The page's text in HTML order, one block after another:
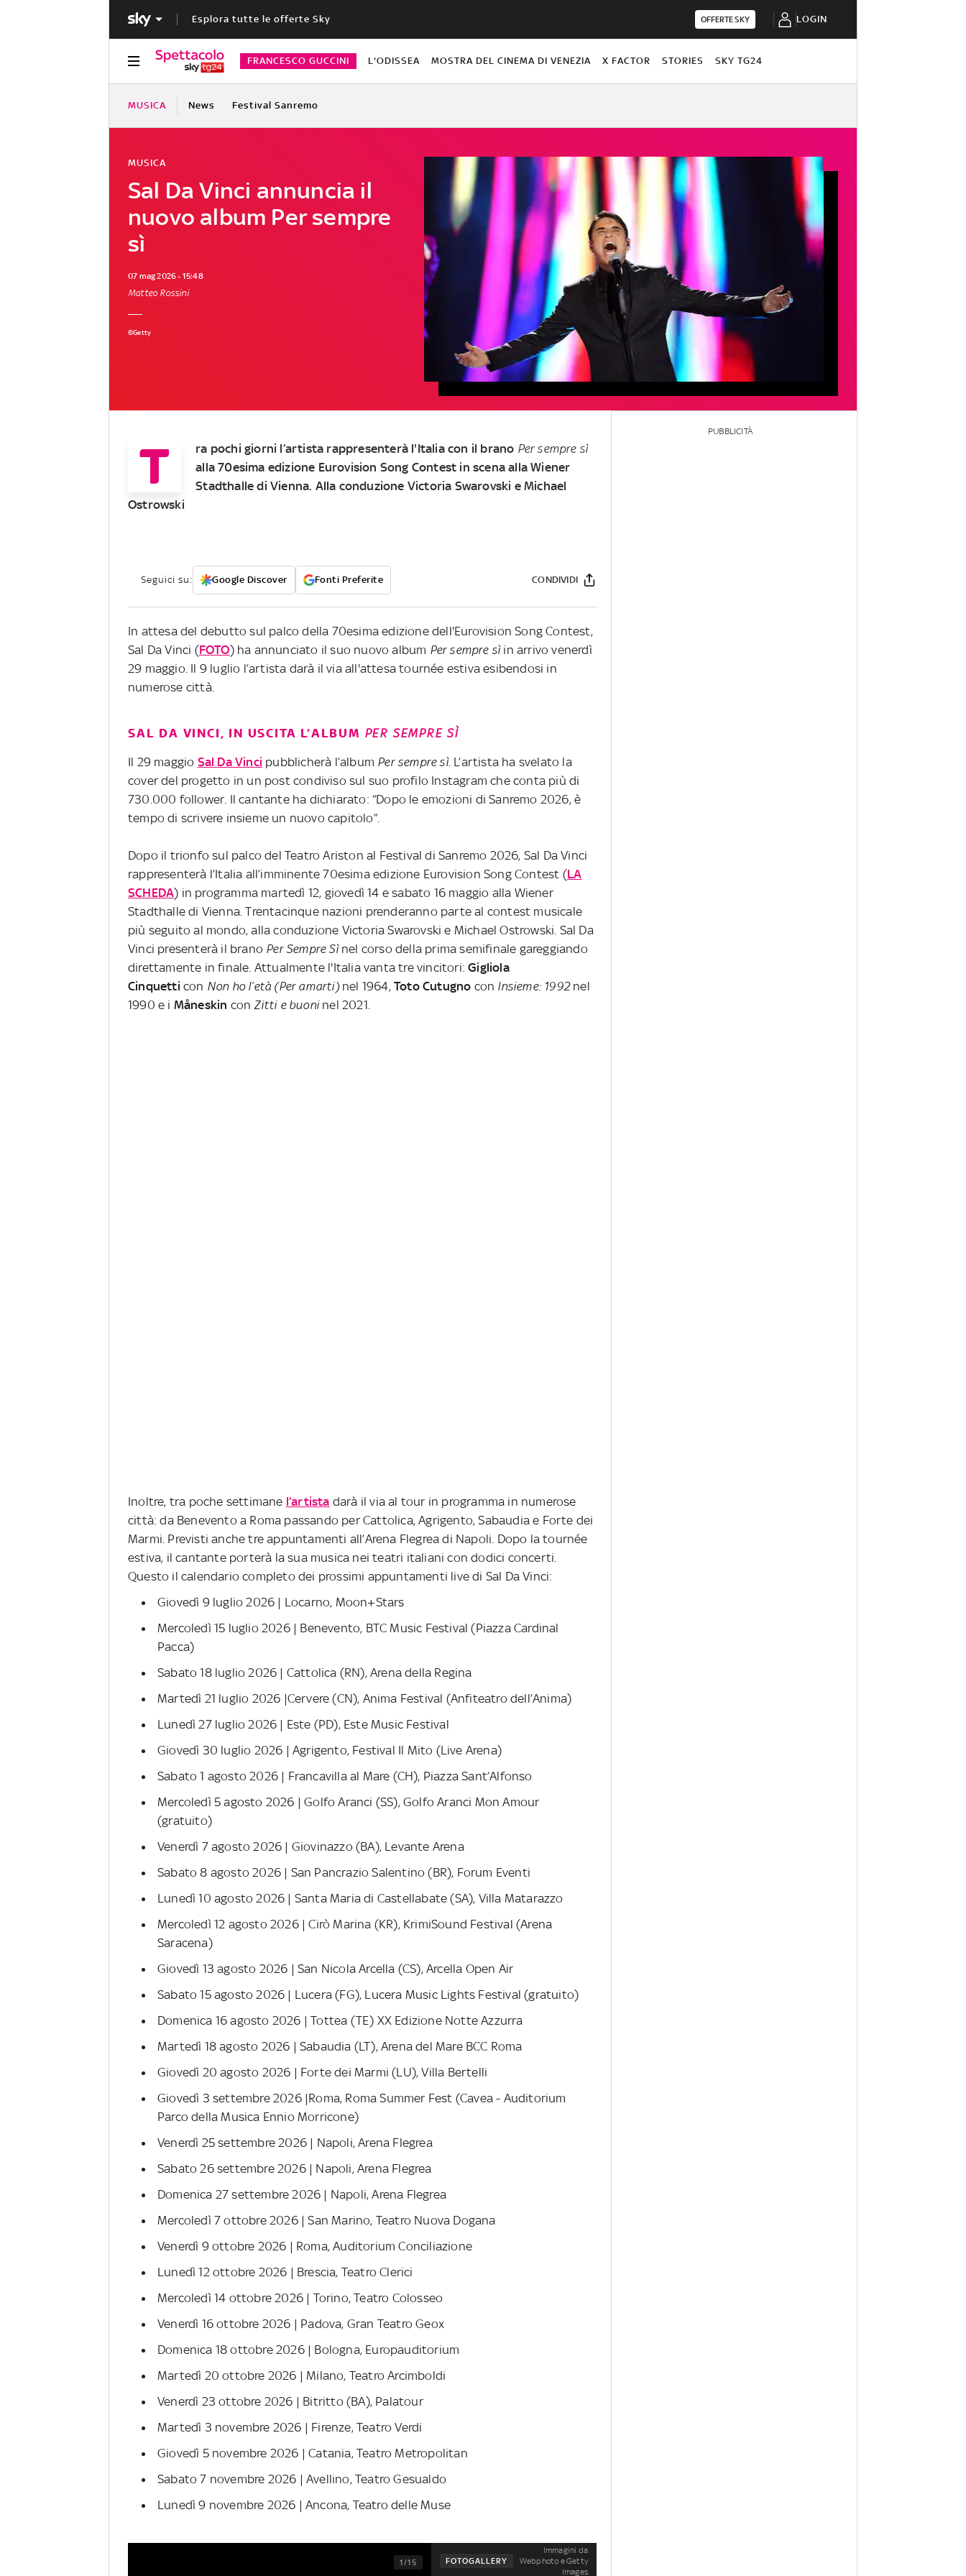
Esplora tutte le offerte Sky OFFERTE SKY LOGIN
FRANCESCO GUCCINI L'ODISSEA MOSTRA DEL CINEMA DI VENEZIA X FACTOR STORIES SKY TG24
MUSICA News Festival Sanremo
Sal Da Vinci annuncia il
nuovo album Per sempre
sì
MUSICA
07 mag 2026 - 15:48
Matteo Rossini
©Getty
T ra pochi giorni l’artista rappresenterà l'Italia con il brano Per sempre sì
alla 70esima edizione Eurovision Song Contest in scena alla Wiener
Stadthalle di Vienna. Alla conduzione Victoria Swarovski e Michael
Ostrowski
Seguici su: Google Discover Fonti Preferite CONDIVIDI
In attesa del debutto sul palco della 70esima edizione dell'Eurovision Song Contest,
Sal Da Vinci (FOTO) ha annunciato il suo nuovo album Per sempre sìin arrivo venerdì
29 maggio. Il 9 luglio l’artista darà il via all'attesa tournée estiva esibendosi in
numerose città.
SAL DA VINCI, IN USCITA L’ALBUM PER SEMPRE SÌ
Il 29 maggio Sal Da Vinci pubblicherà l’album Per sempre sì. L’artista ha svelato la
cover del progetto in un post condiviso sul suo profilo Instagram che conta più di
730.000 follower. Il cantante ha dichiarato: “Dopo le emozioni di Sanremo 2026, è
tempo di scrivere insieme un nuovo capitolo”.
Dopo il trionfo sul palco del Teatro Ariston al Festival di Sanremo 2026, Sal Da Vinci
rappresenterà l’Italia all’imminente 70esima edizione Eurovision Song Contest (LA
SCHEDA) in programma martedì 12, giovedì 14 e sabato 16 maggio alla Wiener
Stadthalle di Vienna. Trentacinque nazioni prenderanno parte al contest musicale
più seguito al mondo, alla conduzione Victoria Swarovski e Michael Ostrowski. Sal Da
Vinci presenterà il brano Per Sempre Sì nel corso della prima semifinale gareggiando
direttamente in finale. Attualmente l'Italia vanta tre vincitori:Gigliola
Cinquetti con Non ho l’età (Per amarti)nel 1964,Toto Cutugno con Insieme: 1992nel
1990 e i Måneskin con Zitti e buoninel 2021.
Inoltre, tra poche settimane l’artista darà il via al tour in programma in numerose
città: da Benevento a Roma passando per Cattolica, Agrigento, Sabaudia e Forte dei
Marmi. Previsti anche tre appuntamenti all’Arena Flegrea di Napoli. Dopo la tournée
estiva, il cantante porterà la sua musica nei teatri italiani con dodici concerti.
Questo il calendario completo dei prossimi appuntamenti live di Sal Da Vinci:
Giovedì 9 luglio 2026 | Locarno, Moon+Stars
Mercoledì 15 luglio 2026 | Benevento, BTC Music Festival (Piazza Cardinal
Pacca)
Sabato 18 luglio 2026 | Cattolica (RN), Arena della Regina
Martedì 21 luglio 2026 |Cervere (CN), Anima Festival (Anfiteatro dell’Anima)
Lunedì 27 luglio 2026 | Este (PD), Este Music Festival
Giovedì 30 luglio 2026 | Agrigento, Festival Il Mito (Live Arena)
Sabato 1 agosto 2026 | Francavilla al Mare (CH), Piazza Sant’Alfonso
Mercoledì 5 agosto 2026 | Golfo Aranci (SS), Golfo Aranci Mon Amour
(gratuito)
Venerdì 7 agosto 2026 | Giovinazzo (BA), Levante Arena
Sabato 8 agosto 2026 | San Pancrazio Salentino (BR), Forum Eventi
Lunedì 10 agosto 2026 | Santa Maria di Castellabate (SA), Villa Matarazzo
Mercoledì 12 agosto 2026 | Cirò Marina (KR), KrimiSound Festival (Arena
Saracena)
Giovedì 13 agosto 2026 | San Nicola Arcella (CS), Arcella Open Air
Sabato 15 agosto 2026 | Lucera (FG), Lucera Music Lights Festival (gratuito)
Domenica 16 agosto 2026 | Tottea (TE) XX Edizione Notte Azzurra
Martedì 18 agosto 2026 | Sabaudia (LT), Arena del Mare BCC Roma
Giovedì 20 agosto 2026 | Forte dei Marmi (LU), Villa Bertelli
Giovedì 3 settembre 2026 |Roma, Roma Summer Fest (Cavea - Auditorium
Parco della Musica Ennio Morricone)
Venerdì 25 settembre 2026 | Napoli, Arena Flegrea
Sabato 26 settembre 2026 | Napoli, Arena Flegrea
Domenica 27 settembre 2026 | Napoli, Arena Flegrea
Mercoledì 7 ottobre 2026 | San Marino, Teatro Nuova Dogana
Venerdì 9 ottobre 2026 | Roma, Auditorium Conciliazione
Lunedì 12 ottobre 2026 | Brescia, Teatro Clerici
Mercoledì 14 ottobre 2026 | Torino, Teatro Colosseo
Venerdì 16 ottobre 2026 | Padova, Gran Teatro Geox
Domenica 18 ottobre 2026 | Bologna, Europauditorium
Martedì 20 ottobre 2026 | Milano, Teatro Arcimboldi
Venerdì 23 ottobre 2026 | Bitritto (BA), Palatour
Martedì 3 novembre 2026 | Firenze, Teatro Verdi
Giovedì 5 novembre 2026 | Catania, Teatro Metropolitan
Sabato 7 novembre 2026 | Avellino, Teatro Gesualdo
Lunedì 9 novembre 2026 | Ancona, Teatro delle Muse
FOTOGALLERY
Immagini da
Webphoto e Getty
Images
1/15
PUBBLICITÀ